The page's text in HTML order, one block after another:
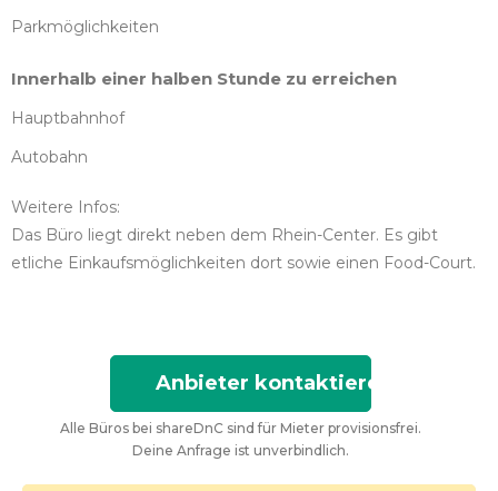
Parkmöglichkeiten
Innerhalb einer halben Stunde zu erreichen
Hauptbahnhof
Autobahn
Weitere Infos:
Das Büro liegt direkt neben dem Rhein-Center. Es gibt
etliche Einkaufsmöglichkeiten dort sowie einen Food-Court.
Anbieter kontaktieren
Alle Büros bei shareDnC sind für Mieter provisionsfrei.
Deine Anfrage ist unverbindlich.